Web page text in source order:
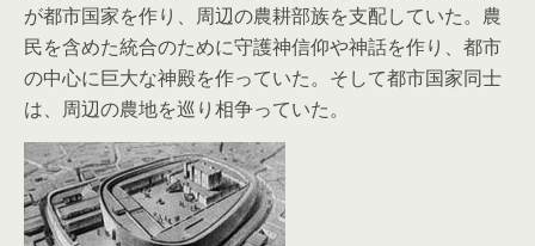
が都市国家を作り、周辺の農耕部族を支配していた。農
民を含めた統合のために守護神信仰や神話を作り、都市
の中心に巨大な神殿を作っていた。そして都市国家同士
は、周辺の農地を巡り相争っていた。